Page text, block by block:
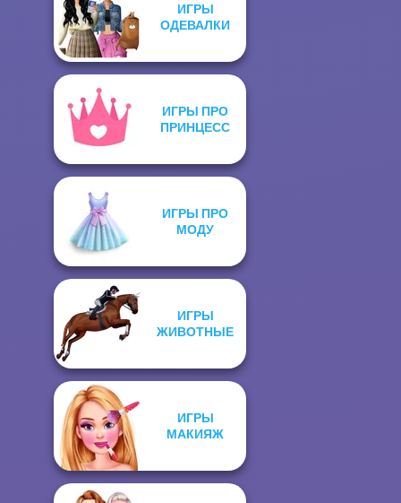
ИГРЫ
ОДЕВАЛКИ
ИГРЫ ПРО
ПРИНЦЕСС
ИГРЫ ПРО
МОДУ
ИГРЫ
ЖИВОТНЫЕ
ИГРЫ
МАКИЯЖ